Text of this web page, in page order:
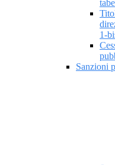
1-
Sanzioni